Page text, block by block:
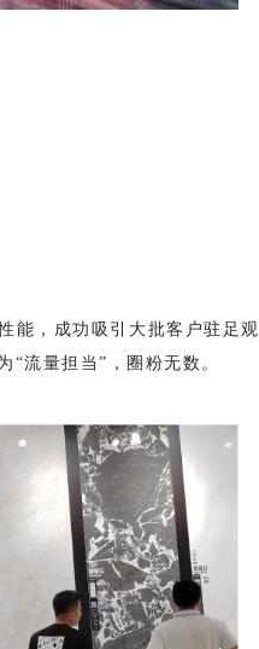
能，成功吸引大批客户驻足观
流量担当”，圈粉无数。